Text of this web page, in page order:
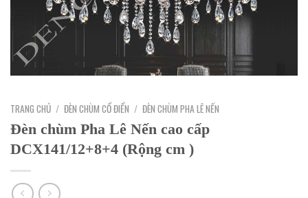
TRANG CHỦ / ĐÈN CHÙM CỔ ĐIỂN / ĐÈN CHÙM PHA LÊ NẾN
Đèn chùm Pha Lê Nến cao cấp
DCX141/12+8+4 (Rộng cm )